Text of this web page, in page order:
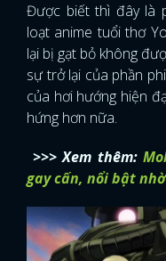
Được biết thì đây là
loạt anime tuổi thơ
lại bị gạt bỏ không
sự trở lại của phần
của hơi hướng hiện
hứng hơn nữa.
>>> Xem thêm:
gay cấn, nổi bật